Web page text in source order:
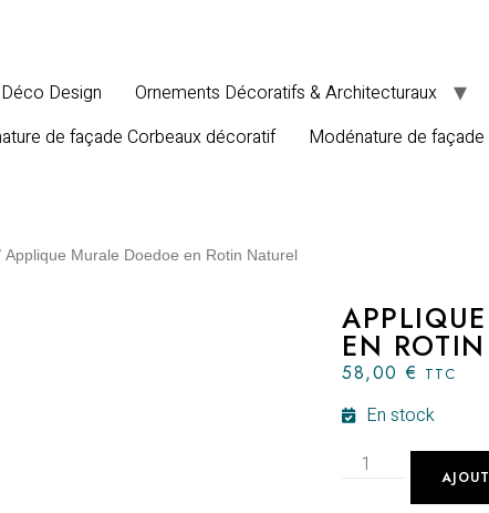
Déco Design Ornements Décoratifs & Architecturaux
de façade Corbeaux décoratif
Modénature de
Applique Murale Doedoe en Rotin Naturel
EN
58,00€ TTC
En stock